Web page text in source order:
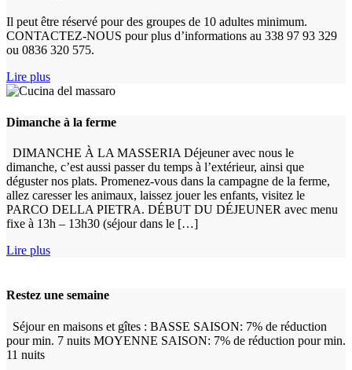
Il peut être réservé pour des groupes de 10 adultes minimum.
CONTACTEZ-NOUS pour plus d’informations au 338 97 93 329
ou 0836 320 575.
Lire plus
Dimanche à la ferme
DIMANCHE À LA MASSERIA Déjeuner avec nous le
dimanche, c’est aussi passer du temps à l’extérieur, ainsi que
déguster nos plats. Promenez-vous dans la campagne de la ferme,
allez caresser les animaux, laissez jouer les enfants, visitez le
PARCO DELLA PIETRA. DÉBUT DU DÉJEUNER avec menu
fixe à 13h – 13h30 (séjour dans le […]
Lire plus
Restez une semaine
Séjour en maisons et gîtes : BASSE SAISON: 7% de réduction
pour min. 7 nuits MOYENNE SAISON: 7% de réduction pour min.
11 nuits